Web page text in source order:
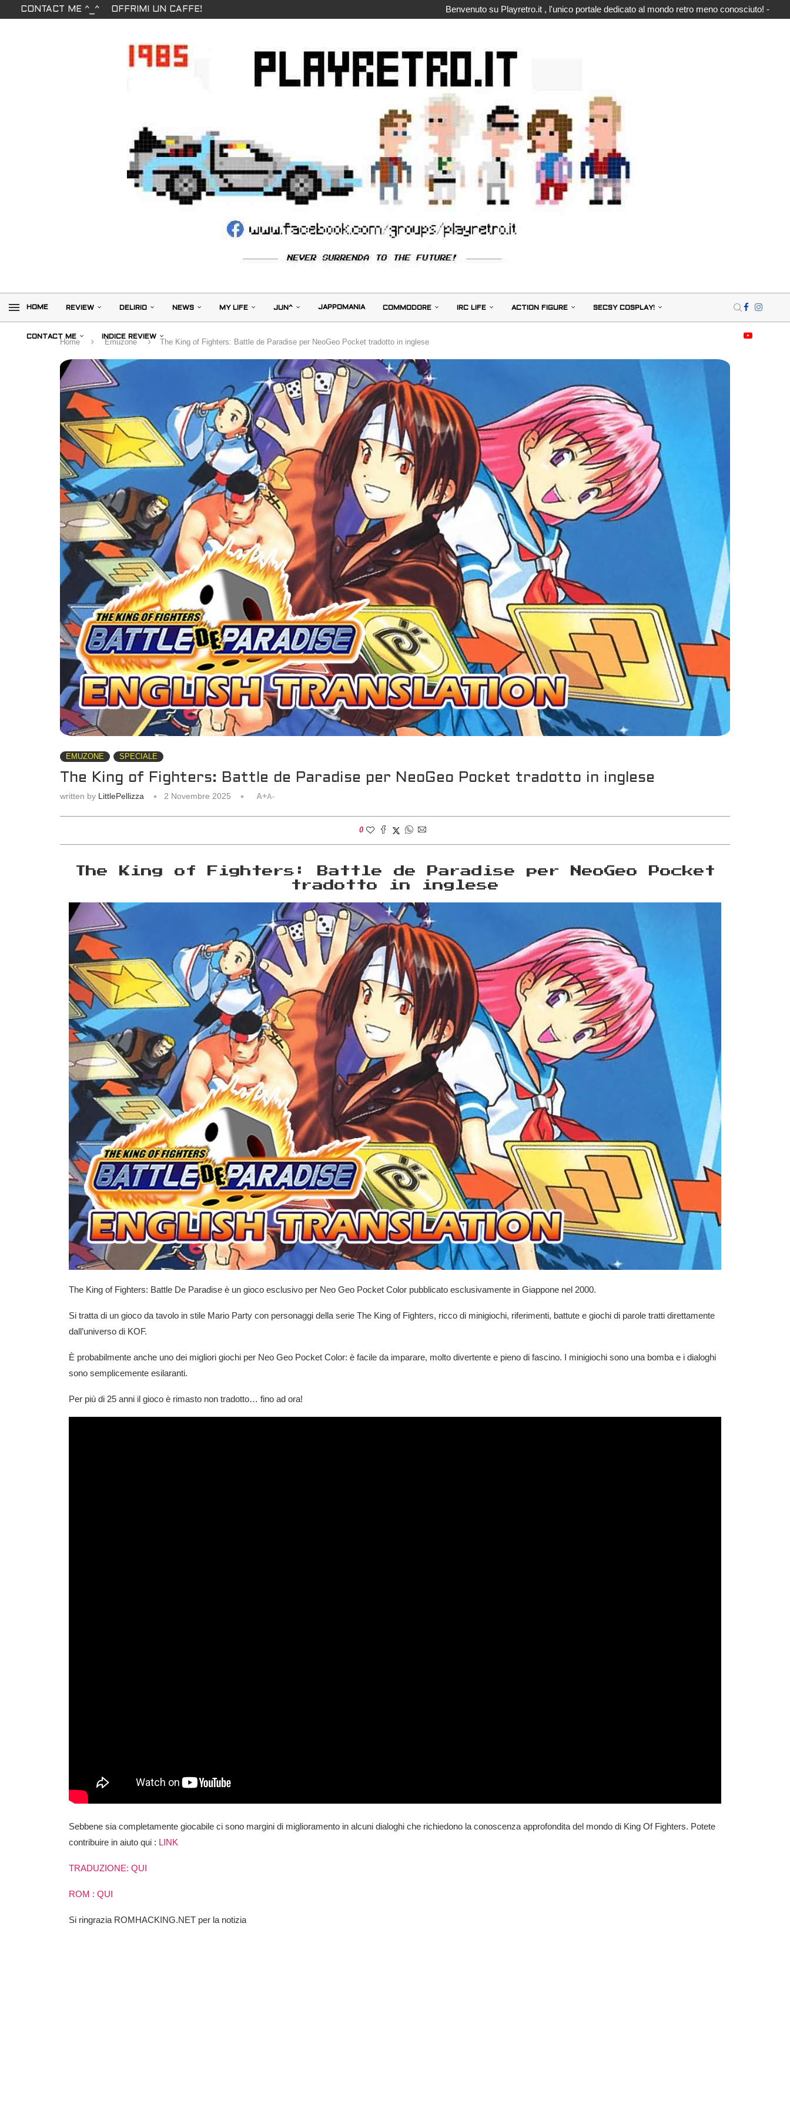
CONTACT ME ^_^ OFFRIMI UN CAFFE! Benvenuto su Playretro.it , l'unico portale dedicato al mondo retro meno conosciuto! -
HOME REVIEW DELIRIO NEWS MY LIFE JUN^ JAPPOMANIA COMMODORE IRC LIFE ACTION FIGURE SECSY COSPLAY!
CONTACT ME INDICE REVIEW
Home Emuzone The King of Fighters: Battle de Paradise per NeoGeo Pocket tradotto in inglese
EMUZONE SPECIALE
The King of Fighters: Battle de Paradise per NeoGeo Pocket tradotto in inglese
written by LittlePellizza 2 Novembre 2025 A+A-
0
The King of Fighters: Battle de Paradise per NeoGeo Pocket
tradotto in inglese
The King of Fighters: Battle De Paradise è un gioco esclusivo per Neo Geo Pocket Color pubblicato esclusivamente in Giappone nel 2000.
Si tratta di un gioco da tavolo in stile Mario Party con personaggi della serie The King of Fighters, ricco di minigiochi, riferimenti, battute e giochi di parole tratti direttamente
dall’universo di KOF.
È probabilmente anche uno dei migliori giochi per Neo Geo Pocket Color: è facile da imparare, molto divertente e pieno di fascino. I minigiochi sono una bomba e i dialoghi
sono semplicemente esilaranti.
Per più di 25 anni il gioco è rimasto non tradotto… fino ad ora!
Sebbene sia completamente giocabile ci sono margini di miglioramento in alcuni dialoghi che richiedono la conoscenza approfondita del mondo di King Of Fighters. Potete
contribuire in aiuto qui : LINK
TRADUZIONE: QUI
ROM : QUI
Si ringrazia ROMHACKING.NET per la notizia